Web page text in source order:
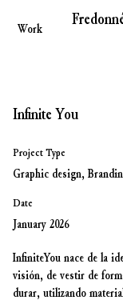
Work
Infinite You
Project Type
Graphic design,
Date
January 2026
InfiniteYou nace de la
visión, de vestir de
durar, utilizando